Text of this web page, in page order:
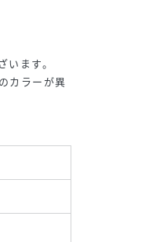
ます。
カラーが異